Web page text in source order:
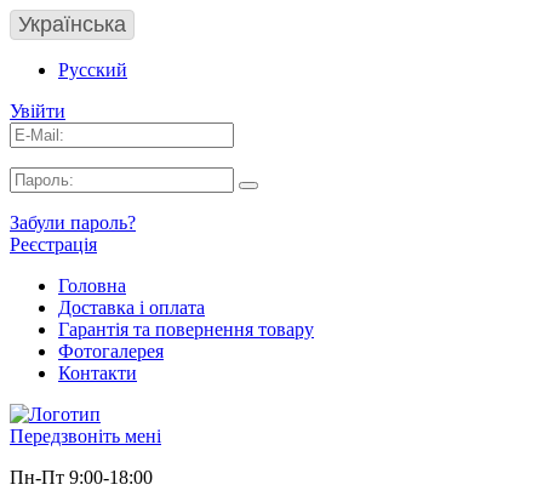
Українська
Русский
Увійти
Забули пароль?
Реєстрація
Головна
Доставка і оплата
Гарантія та повернення товару
Фотогалерея
Контакти
Передзвоніть мені
Пн-Пт 9:00-18:00